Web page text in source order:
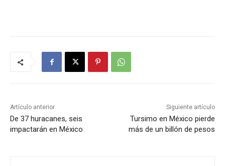
Artículo anterior
De 37 huracanes, seis
impactarán en México
Siguiente artículo
Tursimo en México pierde
más de un billón de pesos